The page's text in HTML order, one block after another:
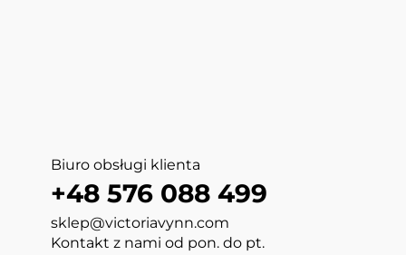
Biuro obsługi klienta
+48 576 088 499
sklep@victoriavynn.com
Kontakt z nami od pon. do pt.